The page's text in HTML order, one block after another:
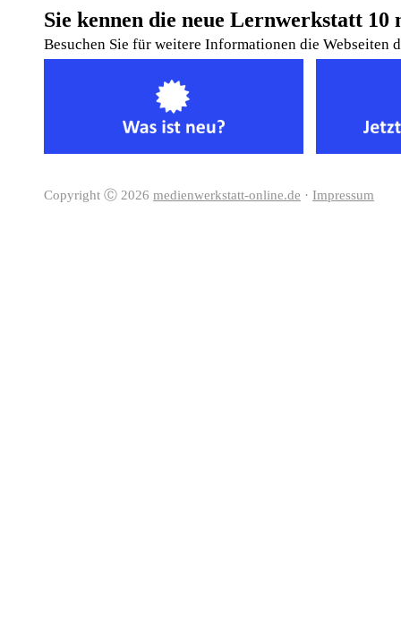
Sie kennen die neue Lernwerkstatt 10
Besuchen Sie für weitere Informationen die Webseiten
Copyright Ⓒ 2026medienwerkstatt-online.de · Impressum